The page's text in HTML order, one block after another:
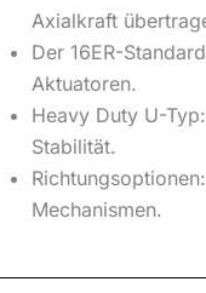
Axialkraft
Der 16ER-
Aktuatoren.
Heavy Duty U-
Stabilität.
Mechanismen.